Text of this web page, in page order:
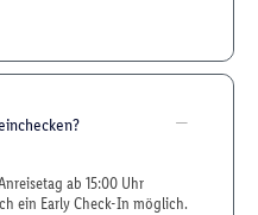
ab 15:00 Uhr
ein Early Check-In möglich.